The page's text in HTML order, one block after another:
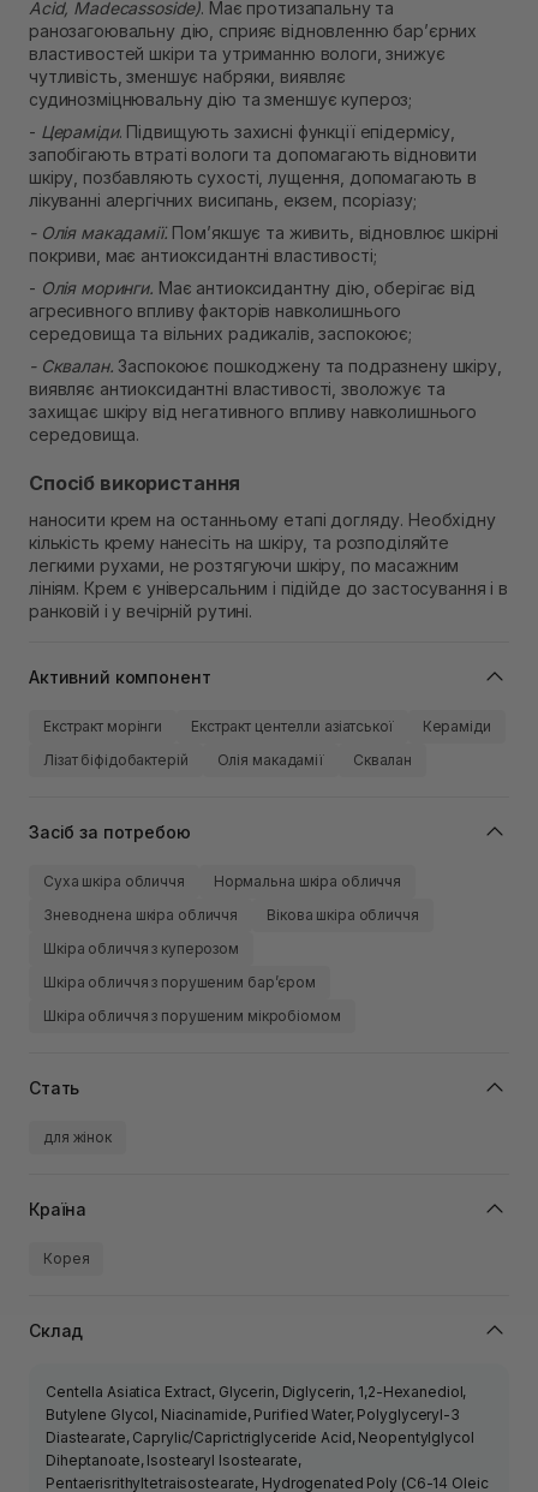
Acid, Madecassoside). Має протизапальну та
ранозагоювальну дію, сприяє відновленню бар’єрних
властивостей шкіри та утриманню вологи, знижує
чутливість, зменшує набряки, виявляє
судинозміцнювальну дію та зменшує купероз;
- Цераміди. Підвищують захисні функції епідермісу,
запобігають втраті вологи та допомагають відновити
шкіру, позбавляють сухості, лущення, допомагають в
лікуванні алергічних висипань, екзем, псоріазу;
- Олія макадамії. Пом’якшує та живить, відновлює шкірні
покриви, має антиоксидантні властивості;
- Олія моринги. Має антиоксидантну дію, оберігає від
агресивного впливу факторів навколишнього
середовища та вільних радикалів, заспокоює;
- Сквалан. Заспокоює пошкоджену та подразнену шкіру,
виявляє антиоксидантні властивості, зволожує та
захищає шкіру від негативного впливу навколишнього
середовища.
Спосіб використання
наносити крем на останньому етапі догляду. Необхідну
кількість крему нанесіть на шкіру, та розподіляйте
легкими рухами, не розтягуючи шкіру, по масажним
лініям. Крем є універсальним і підійде до застосування і в
ранковій і у вечірній рутині.
Активний компонент
Екстракт морінги Екстракт центелли азіатської
Кераміди
Лізат біфідобактерій
Олія макадамії Сквалан
Засіб за потребою
Суха шкіра обличчя
Нормальна шкіра обличчя
Зневоднена шкіра обличчя
Вікова шкіра обличчя
Шкіра обличчя з куперозом
Шкіра обличчя з порушеним барʼєром
Шкіра обличчя з порушеним мікробіомом
Стать
для жінок
Країна
Корея
Склад
Centella Asiatica Extract, Glycerin, Diglycerin, 1,2-Hexanediol,
Butylene Glycol, Niacinamide, Purified Water, Polyglyceryl-3
Diastearate, Caprylic/Caprictriglyceride Acid, Neopentylglycol
Diheptanoate, Isostearyl Іsostearate,
Pentaerisrithyltetraisostearate, Hydrogenated Poly (C6-14 Oleic